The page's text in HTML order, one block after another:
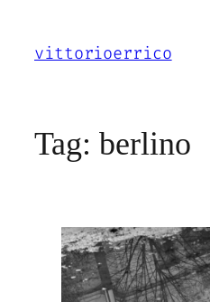
contenuto
vittorioerrico
Tag: berlino